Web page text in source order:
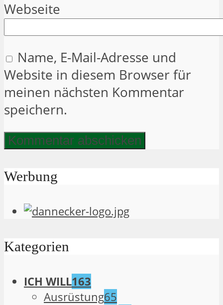
Webseite
Name, E-Mail-Adresse und
Website in diesem Browser für
meinen nächsten Kommentar
speichern.
Werbung
Kategorien
ICH WILL163
Ausrüstung65